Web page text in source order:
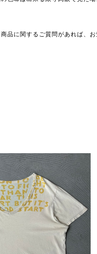
品に関するご質問があれば、